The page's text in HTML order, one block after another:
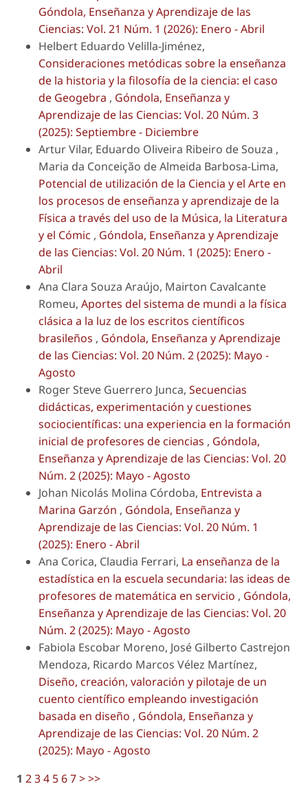
Góndola, Enseñanza y Aprendizaje de las
Ciencias: Vol. 21 Núm. 1 (2026): Enero - Abril
Helbert Eduardo Velilla-Jiménez,
Consideraciones metódicas sobre la enseñanza
de la historia y la filosofía de la ciencia: el caso
de Geogebra , Góndola, Enseñanza y
Aprendizaje de las Ciencias: Vol. 20 Núm. 3
(2025): Septiembre - Diciembre
Artur Vilar, Eduardo Oliveira Ribeiro de Souza ,
Maria da Conceição de Almeida Barbosa-Lima,
Potencial de utilización de la Ciencia y el Arte en
los procesos de enseñanza y aprendizaje de la
Física a través del uso de la Música, la Literatura
y el Cómic , Góndola, Enseñanza y Aprendizaje
de las Ciencias: Vol. 20 Núm. 1 (2025): Enero -
Abril
Ana Clara Souza Araújo, Mairton Cavalcante
Romeu, Aportes del sistema de mundi a la física
clásica a la luz de los escritos científicos
brasileños , Góndola, Enseñanza y Aprendizaje
de las Ciencias: Vol. 20 Núm. 2 (2025): Mayo -
Agosto
Roger Steve Guerrero Junca, Secuencias
didácticas, experimentación y cuestiones
sociocientíficas: una experiencia en la formación
inicial de profesores de ciencias , Góndola,
Enseñanza y Aprendizaje de las Ciencias: Vol. 20
Núm. 2 (2025): Mayo - Agosto
Johan Nicolás Molina Córdoba, Entrevista a
Marina Garzón , Góndola, Enseñanza y
Aprendizaje de las Ciencias: Vol. 20 Núm. 1
(2025): Enero - Abril
Ana Corica, Claudia Ferrari, La enseñanza de la
estadística en la escuela secundaria: las ideas de
profesores de matemática en servicio , Góndola,
Enseñanza y Aprendizaje de las Ciencias: Vol. 20
Núm. 2 (2025): Mayo - Agosto
Fabiola Escobar Moreno, José Gilberto Castrejon
Mendoza, Ricardo Marcos Vélez Martínez,
Diseño, creación, valoración y pilotaje de un
cuento científico empleando investigación
basada en diseño , Góndola, Enseñanza y
Aprendizaje de las Ciencias: Vol. 20 Núm. 2
(2025): Mayo - Agosto
1 234 567>>>